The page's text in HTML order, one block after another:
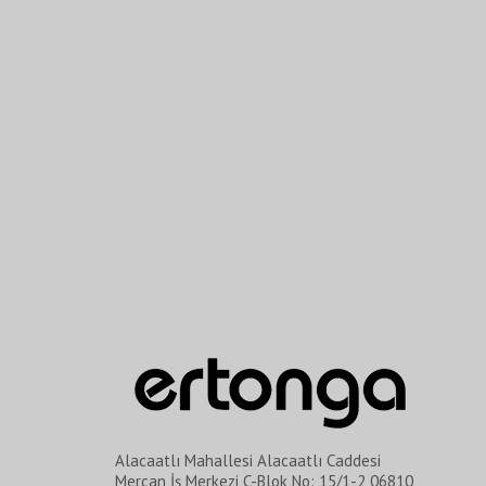
Alacaatlı Mahallesi Alacaatlı Caddesi
Mercan İş Merkezi C-Blok No: 15/1-2 06810